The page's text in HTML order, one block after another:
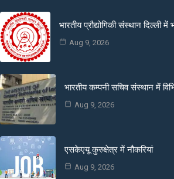
भारतीय प्रौद्योगिकी संस्थान दिल्ली में
Aug 9, 2026
भारतीय कम्पनी सचिव संस्थान में
Aug 9, 2026
एसकेएयू कुरुक्षेत्र में नौकरियां
Aug 9, 2026